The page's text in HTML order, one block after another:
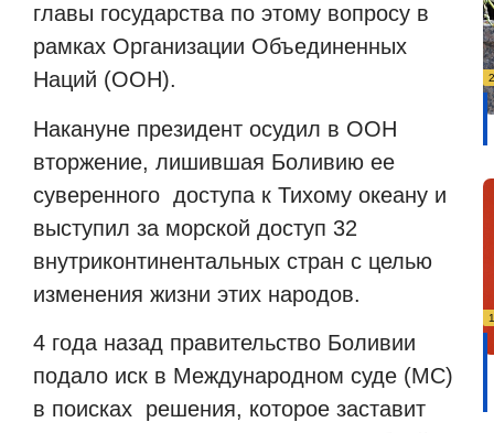
главы государства по этому вопросу в
рамках Организации Объединенных
Наций (ООН).
Накануне президент осудил в ООН
вторжение, лишившая Боливию ее
суверенного доступа к Тихому океану и
выступил за морской доступ 32
внутриконтинентальных стран с целью
изменения жизни этих народов.
4 года назад правительство Боливии
подало иск в Международном суде (МС)
в поисках решения, которое заставит